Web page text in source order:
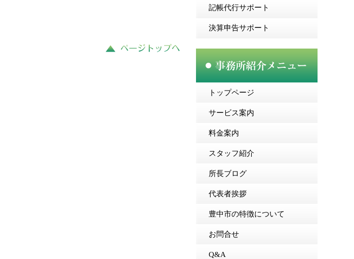
記帳代行サポート
決算申告サポート
トップページ
サービス案内
料金案内
スタッフ紹介
所長ブログ
代表者挨拶
豊中市の特徴について
お問合せ
Q&A